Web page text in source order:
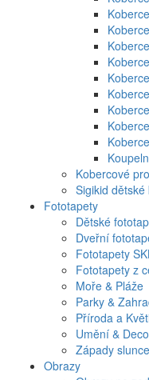
Kobercové
Sigikid dětské
Fototapety
Dětské
Dveřní
Fototapety
Fototapety z
Moře & Pláže
Parky &
Příroda a
Umění & Deco
Západy slunce
Obrazy